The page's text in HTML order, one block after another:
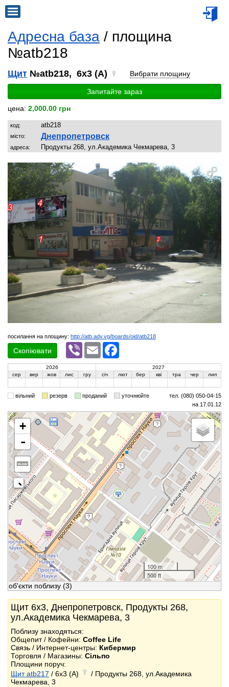
Адресна база / площина
№atb218
Щит №atb218, 6x3 (A) Вибрати площину
Запитайте зараз
цена: 2,000.00 грн
код: atb218
місто: Днепропетровск
адреса: Продукты 268, ул.Академика Чекмарева, 3
посилання на площину: http://atb.adv.vg/boards/oid/atb218
Скопіювати
Viber Email
2026
2027
сер
вер жов лис гру січ лют бер кві тра чер лип
вільний резерв проданий уточнюйте
тел. (080) 050-04-15
на 17.01.12
+
-
100 m
500 ft
об'єкти поблизу (3)
Щит 6x3, Днепропетровск, Продукты 268,
ул.Академика Чекмарева, 3
Поблизу знаходяться:
Общепит / Кофейни: Coffee Life
Связь / Интернет-центры: Кибермир
Торговля / Магазины: Сільпо
Площини поруч:
Щит atb217 / 6x3 (A)
/ Продукты 268, ул.Академика
Чекмарева, 3